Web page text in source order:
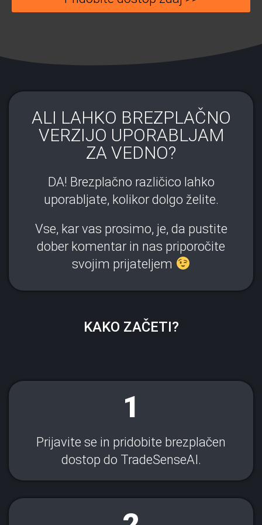
ALI LAHKO BREZPLAČNO
VERZIJO UPORABLJAM
ZA VEDNO?
DA! Brezplačno različico lahko
uporabljate, kolikor dolgo želite.
Vse, kar vas prosimo, je, da pustite
dober komentar in nas priporočite
svojim prijateljem
KAKO ZAČETI?
1
Prijavite se in pridobite brezplačen
dostop do TradeSenseAI.